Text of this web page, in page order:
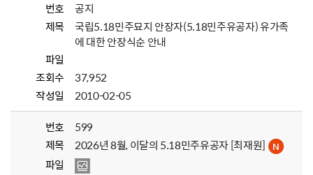
번호
공지
제목
국립5.18민주묘지 안장자(5.18민주유공자) 유가족
에 대한 안장식순 안내
파일
조회수
37,952
작성일
2010-02-05
번호
599
제목
2026년 8월, 이달의 5.18민주유공자 [최재원]
파일